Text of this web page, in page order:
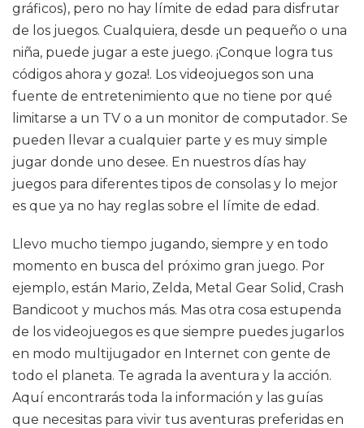
gráficos), pero no hay límite de edad para disfrutar
de los juegos. Cualquiera, desde un pequeño o una
niña, puede jugar a este juego. ¡Conque logra tus
códigos ahora y goza!. Los videojuegos son una
fuente de entretenimiento que no tiene por qué
limitarse a un TV o a un monitor de computador. Se
pueden llevar a cualquier parte y es muy simple
jugar donde uno desee. En nuestros días hay
juegos para diferentes tipos de consolas y lo mejor
es que ya no hay reglas sobre el límite de edad.
Llevo mucho tiempo jugando, siempre y en todo
momento en busca del próximo gran juego. Por
ejemplo, están Mario, Zelda, Metal Gear Solid, Crash
Bandicoot y muchos más. Mas otra cosa estupenda
de los videojuegos es que siempre puedes jugarlos
en modo multijugador en Internet con gente de
todo el planeta. Te agrada la aventura y la acción.
Aquí encontrarás toda la información y las guías
que necesitas para vivir tus aventuras preferidas en